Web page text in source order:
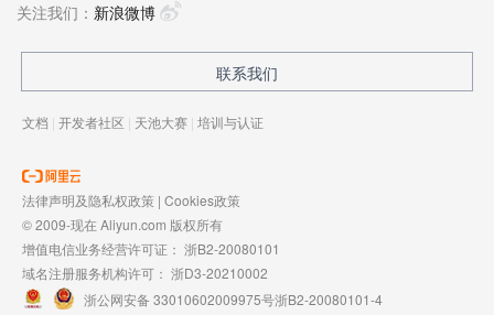
策略和目标并落地执行，推动终端技术发展，帮助工程
巴终端域的官方公众号：阿里巴巴终端技术，欢迎关
注。
关注我们： 新浪微博
联系我们
文档 | 开发者社区 | 天池大赛 | 培训与认证
法律声明及隐私权政策 | Cookies政策
© 2009-现在 Aliyun.com 版权所有
增值电信业务经营许可证： 浙B2-20080101
域名注册服务机构许可： 浙D3-20210002
浙公网安备 33010602009975号浙B2-20080101-4